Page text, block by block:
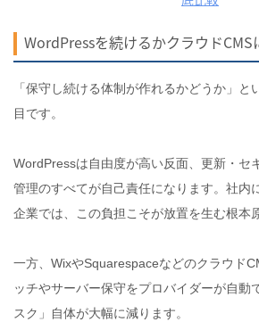
WordPressを続けるかクラウドCMS
「保守し続ける体制が作れるかどうか」と
目です。
WordPressは自由度が高い反面、更新・セ
管理のすべてが自己責任になります。社内
企業では、この負担こそが放置を生む根本
一方、WixやSquarespaceなどのクラウド
ッチやサーバー保守をプロバイダーが自動
スク」自体が大幅に減ります。